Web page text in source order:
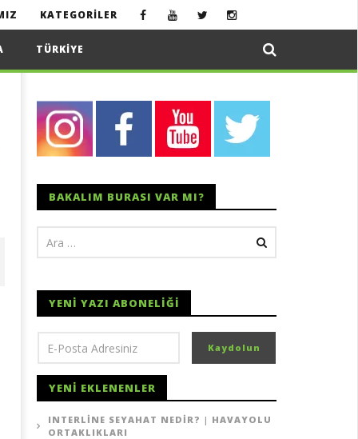
KATEGORILER
TÜRKIYE
BAKALIM BURASI VAR MI?
YENI YAZI ABONELIĞI
YENI EKLENENLER
INTERLINE SEYAHAT NEDIR? | HAVAYOLU
ORTAKLIKLARI